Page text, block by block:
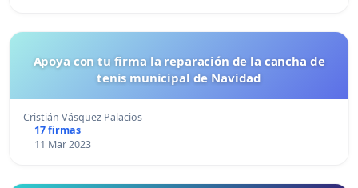
Apoya con tu firma la reparación de la cancha de
tenis municipal de Navidad
Cristián Vásquez Palacios
17 firmas
11 Mar 2023